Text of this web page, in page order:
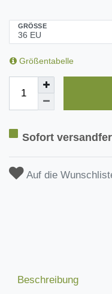
GRÖSSE
Größentabelle
Sofort
Auf die
Beschreibung